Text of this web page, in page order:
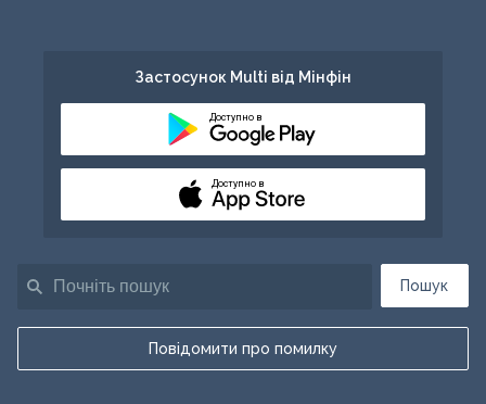
Пошук
Повідомити про помилку
Застосунок Multi від Мінфін
Доступно в
Доступно в